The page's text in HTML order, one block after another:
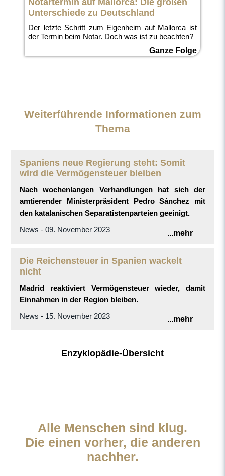
Notartermin auf Mallorca: Die großen
Unterschiede zu Deutschland
Der letzte Schritt zum Eigenheim auf Mallorca ist
der Termin beim Notar. Doch was ist zu beachten?
Ganze Folge
Weiterführende Informationen zum
Thema
Spaniens neue Regierung steht: Somit
wird die Vermögensteuer bleiben
Nach wochenlangen Verhandlungen hat sich der
amtierender Ministerpräsident Pedro Sánchez mit
den katalanischen Separatistenparteien geeinigt.
News - 09. November 2023
...mehr
Die Reichensteuer in Spanien wackelt
nicht
Madrid reaktiviert Vermögensteuer wieder, damit
Einnahmen in der Region bleiben.
News - 15. November 2023
...mehr
Enzyklopädie-Übersicht
Alle Menschen sind klug.
Die einen vorher, die anderen
nachher.